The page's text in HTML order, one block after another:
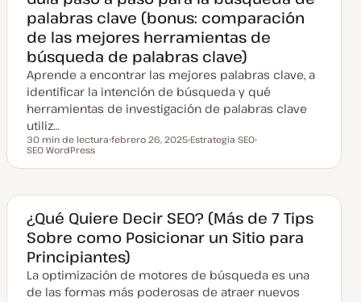
c
t
u
a
l
a
d
a
palabras clave (bonus: comparación
de las mejores herramientas de
búsqueda de palabras clave)
Aprende a encontrar las mejores palabras clave, a
identificar la intención de búsqueda y qué
herramientas de investigación de palabras clave
utiliz…
Tiempo de lectura
30 min de lectura
c
a
c
t
u
a
l
i
z
d
febrero 26, 2025
m
Estrategia SEO
m
SEO WordPress
¿Qué Quiere Decir SEO? (Más de 7 Tips
Sobre como Posicionar un Sitio para
Principiantes)
La optimización de motores de búsqueda es una
de las formas más poderosas de atraer nuevos